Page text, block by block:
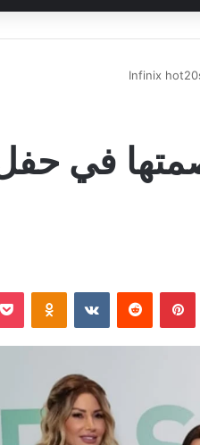
في
بينتيريست ‏Reddit
‏VKontakte
Odnoklassniki